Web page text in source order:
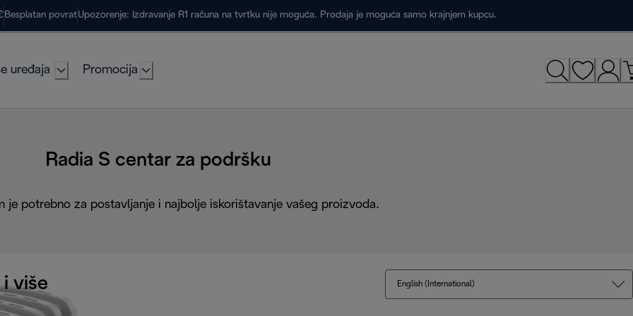
Besplatan povratUpozorenje: Izdravanje R1 računa na tvrtku nije moguća. Prodaja je moguća samo krajnjem kupcu.
uređaja Promocija
Radia S centar za podršku
je potrebno za postavljanje i najbolje iskorištavanje vašeg proizvoda.
i više English (International)